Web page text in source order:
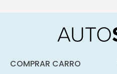
COMPRAR CARRO